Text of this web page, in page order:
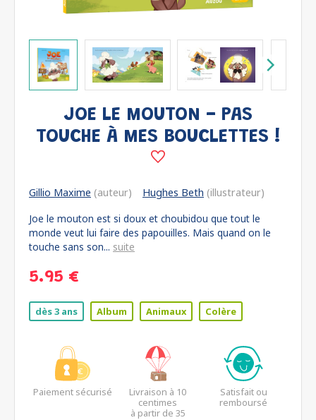
JOE LE MOUTON - PAS
TOUCHE À MES BOUCLETTES !
Gillio Maxime (auteur) Hughes Beth (illustrateur)
Joe le mouton est si doux et choubidou que tout le
monde veut lui faire des papouilles. Mais quand on le
touche sans son... suite
5.95 €
dès 3 ans Album Animaux Colère
Paiement sécurisé
Livraison à 10
centimes
à partir de 35
Satisfait ou
remboursé